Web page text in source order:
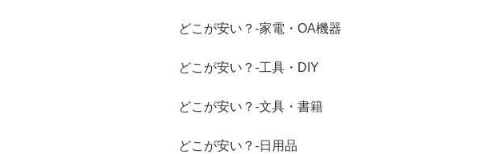
どこが安い？-家電・OA機器
どこが安い？-工具・DIY
どこが安い？-文具・書籍
どこが安い？-日用品